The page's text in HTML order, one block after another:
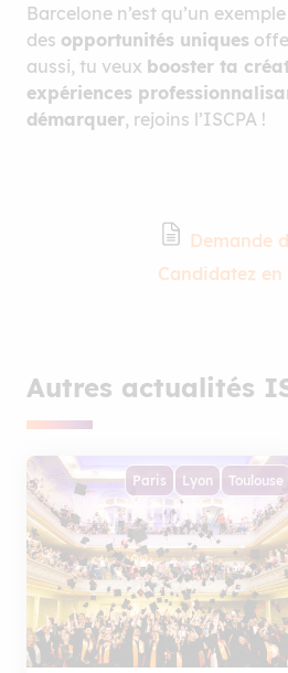
Barcelone n’est qu’un
des opportunités uniques
aussi, tu veux booster ta
expériences
démarquer, rejoins l’ISCPA !
Demande
Candidatez
Autres actualités
Paris Lyon Toulouse